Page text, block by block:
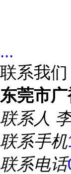
...
联系我们
东莞市
联系人
联系手机
联系电话